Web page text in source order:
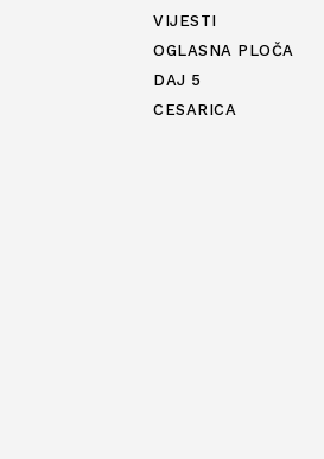
VIJESTI
OGLASNA PLOČA
DAJ 5
CESARICA